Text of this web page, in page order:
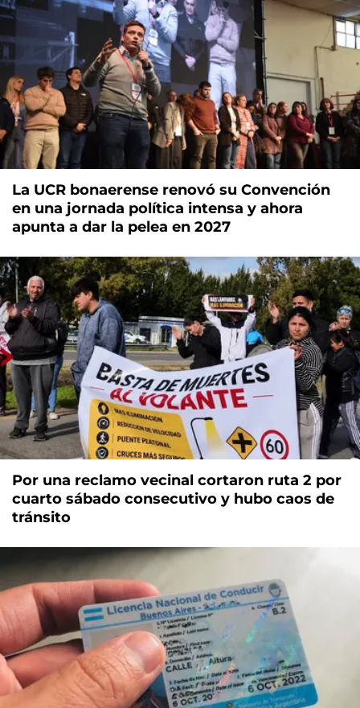
La UCR bonaerense renovó su Convención
en una jornada política intensa y ahora
apunta a dar la pelea en 2027
Por una reclamo vecinal cortaron ruta 2 por
cuarto sábado consecutivo y hubo caos de
tránsito